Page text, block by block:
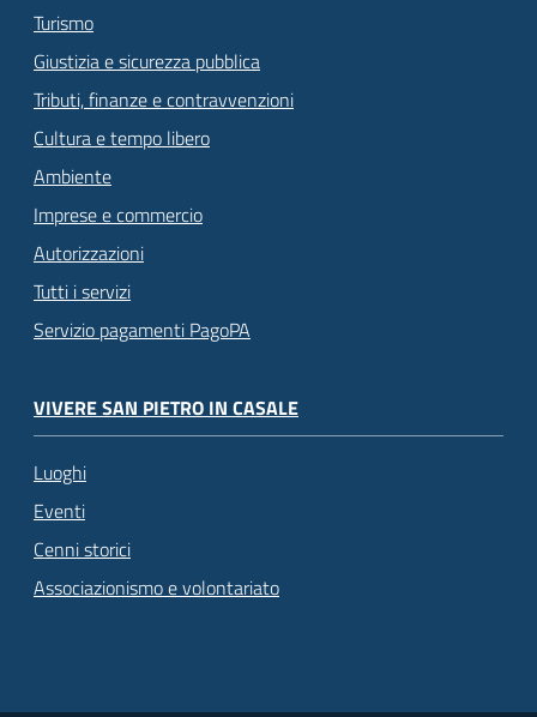
Turismo
Giustizia e sicurezza pubblica
Tributi, finanze e contravvenzioni
Cultura e tempo libero
Ambiente
Imprese e commercio
Autorizzazioni
Tutti i servizi
Servizio pagamenti PagoPA
VIVERE SAN PIETRO IN CASALE
Luoghi
Eventi
Cenni storici
Associazionismo e volontariato